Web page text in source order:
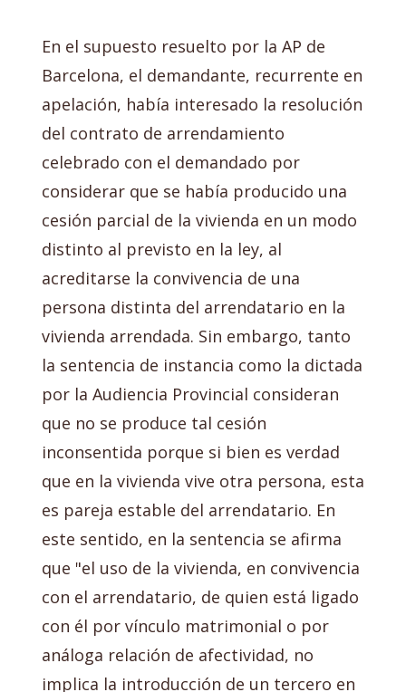
En el supuesto resuelto por la AP de
Barcelona, el demandante, recurrente en
apelación, había interesado la resolución
del contrato de arrendamiento
celebrado con el demandado por
considerar que se había producido una
cesión parcial de la vivienda en un modo
distinto al previsto en la ley, al
acreditarse la convivencia de una
persona distinta del arrendatario en la
vivienda arrendada. Sin embargo, tanto
la sentencia de instancia como la dictada
por la Audiencia Provincial consideran
que no se produce tal cesión
inconsentida porque si bien es verdad
que en la vivienda vive otra persona, esta
es pareja estable del arrendatario. En
este sentido, en la sentencia se afirma
que "el uso de la vivienda, en convivencia
con el arrendatario, de quien está ligado
con él por vínculo matrimonial o por
análoga relación de afectividad, no
implica la introducción de un tercero en